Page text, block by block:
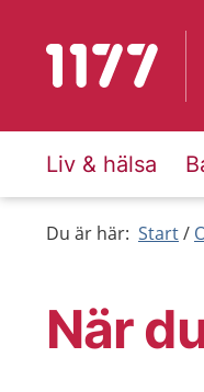
Till startsidan för
Liv & hälsa
Du är här: Start
När